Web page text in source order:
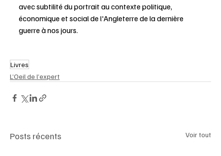
avec subtilité du portrait au contexte politique,
économique et social de l'Angleterre de la dernière
guerre à nos jours.
Livres
L’Oeil de l’expert
Posts récents Voir tout